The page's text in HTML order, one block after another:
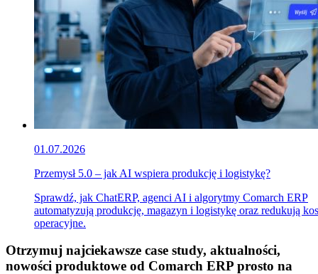
01.07.2026
Przemysł 5.0 – jak AI wspiera produkcję i logistykę?
Sprawdź, jak ChatERP, agenci AI i algorytmy Comarch ERP
automatyzują produkcję, magazyn i logistykę oraz redukują
operacyjne.
Otrzymuj najciekawsze case study, aktualności,
nowości produktowe od Comarch ERP prosto na